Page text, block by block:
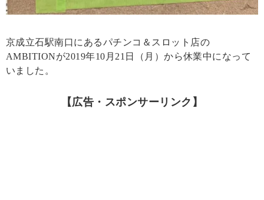
京成立石駅南口にあるパチンコ＆スロット店の
AMBITIONが2019年10月21日（月）から休業中になって
いました。
【広告・スポンサーリンク】